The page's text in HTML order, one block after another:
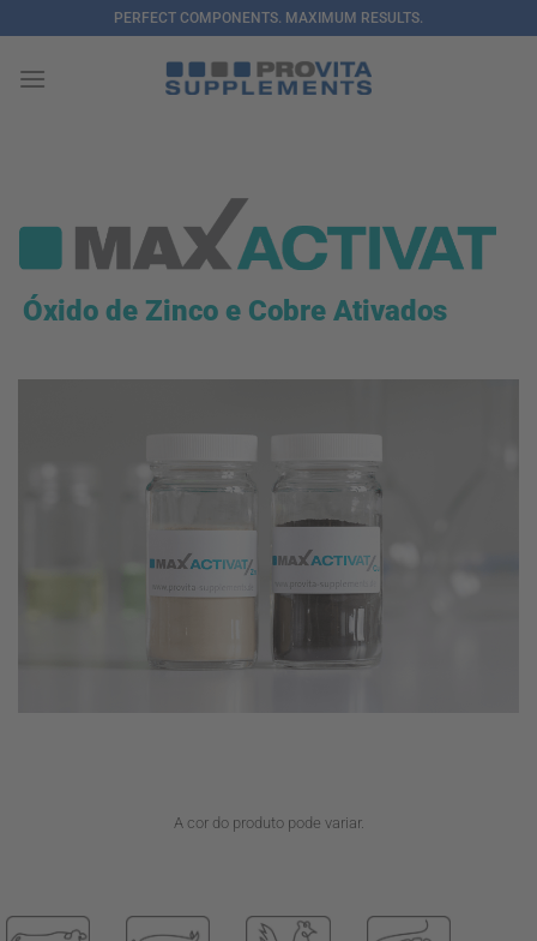
to
content
PERFECT COMPONENTS. MAXIMUM RESULTS.
Óxido de Zinco e Cobre Ativados
A cor do produto pode variar.